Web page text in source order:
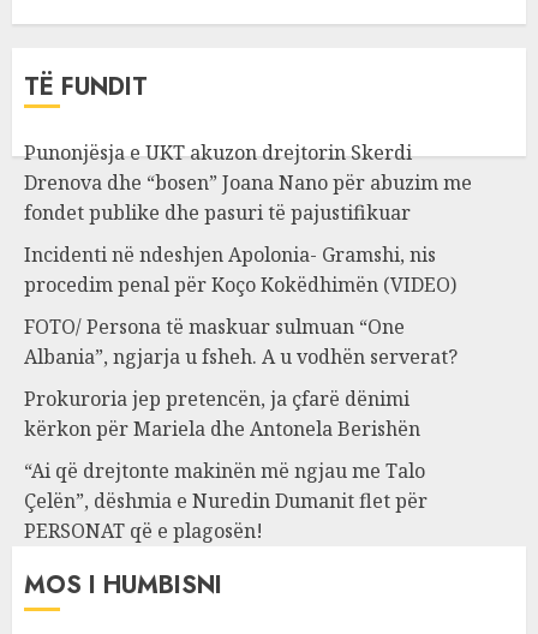
TË FUNDIT
Punonjësja e UKT akuzon drejtorin Skerdi
Drenova dhe “bosen” Joana Nano për abuzim me
fondet publike dhe pasuri të pajustifikuar
Incidenti në ndeshjen Apolonia- Gramshi, nis
procedim penal për Koço Kokëdhimën (VIDEO)
FOTO/ Persona të maskuar sulmuan “One
Albania”, ngjarja u fsheh. A u vodhën serverat?
Prokuroria jep pretencën, ja çfarë dënimi
kërkon për Mariela dhe Antonela Berishën
“Ai që drejtonte makinën më ngjau me Talo
Çelën”, dëshmia e Nuredin Dumanit flet për
PERSONAT që e plagosën!
MOS I HUMBISNI